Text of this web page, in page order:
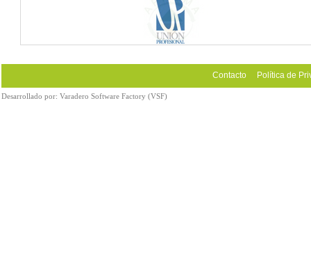
Contacto Política de
Desarrollado por: Varadero Software Factory (VSF)